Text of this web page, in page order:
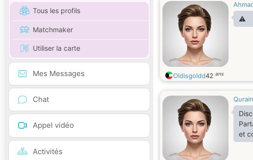
Tous les profils
Matchmaker
Utiliser la carte
Mes Messages
Chat
Appel vidéo
Activités
⚠️
Oldisgoldd42 ans
Qurain
et